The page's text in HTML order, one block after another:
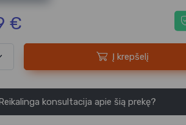
€
Į krepšelį
konsultacija apie šią prekę?